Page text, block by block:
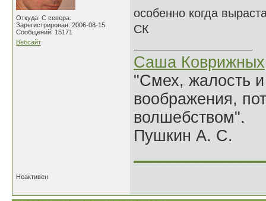
Откуда: С севера.
Зарегистрирован: 2006-08-15
Сообщений: 15171
Вебсайт
особенно когда
СК
Саша Коврижных
"Смех, жалость
воображения,
волшебством".
Пушкин А. С.
Неактивен